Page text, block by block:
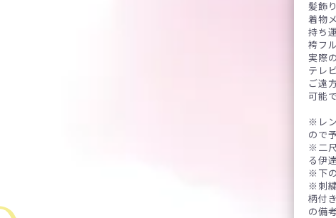
髪飾
着物
持ち
袴フ
実際
テレ
ご遠
可能
※レ
ので
※二
る伊
※下
※刺
柄付
の備